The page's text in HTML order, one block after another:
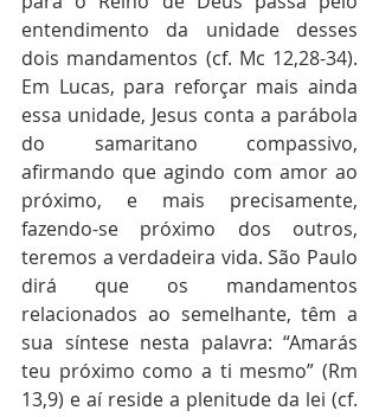
entendimento da unidade desses
dois mandamentos (cf. Mc 12,28-34).
Em Lucas, para reforçar mais ainda
essa unidade, Jesus conta a parábola
do samaritano compassivo,
afirmando que agindo com amor ao
próximo, e mais precisamente,
fazendo-se próximo dos outros,
teremos a verdadeira vida. São Paulo
dirá que os mandamentos
relacionados ao semelhante, têm a
sua síntese nesta palavra: “Amarás
teu próximo como a ti mesmo” (Rm
13,9) e aí reside a plenitude da lei (cf.